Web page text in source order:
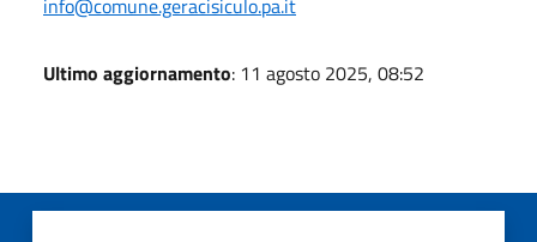
Ultimo aggiornamento: 11 agosto 2025, 08:52